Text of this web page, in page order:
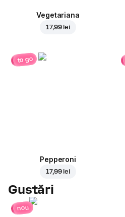
Vegetariana
17,99 lei
to go
Pepperoni
17,99 lei
Gustări
nou